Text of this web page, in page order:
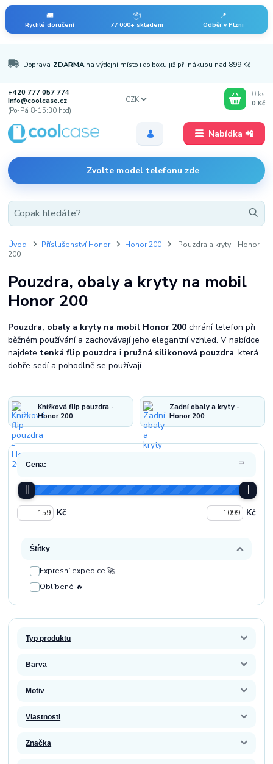
🚚
Rychlé doručení
📦
77 000+ skladem
📍
Odběr v Plzni
Nabídka 📲
Doprava ZDARMA na výdejní místo i do boxu již při nákupu nad 899 Kč
+420 777 057 774
info@coolcase.cz
(Po-Pá 8-15:30 hod)
Zvolte model telefonu zde
CZK
0 ks
0 Kč
Úvod Příslušenství Honor Honor 200
Pouzdra a kryty - Honor
200
Pouzdra, obaly a kryty na mobil
Honor 200
Pouzdra, obaly a kryty na mobil Honor 200 chrání telefon při
běžném používání a zachovávají jeho elegantní vzhled. V nabídce
najdete tenká flip pouzdra i pružná silikonová pouzdra, která
dobře sedí a pohodlně se používají.
Knížková flip pouzdra -
Honor 200
Zadní obaly a kryty -
Honor 200
Cena:
Kč Kč
Štítky
Expresní expedice 🚀
Oblíbené 🔥
Typ produktu
Barva
Motiv
Vlastnosti
Značka